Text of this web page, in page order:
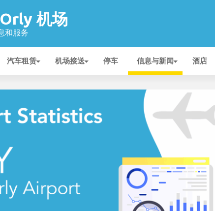
机场
和服务
汽车租赁 机场接送 停车 信息与新闻 酒店